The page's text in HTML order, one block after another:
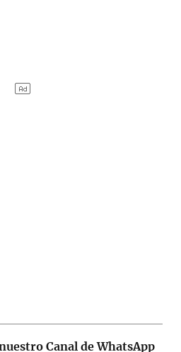
Canal de WhatsApp